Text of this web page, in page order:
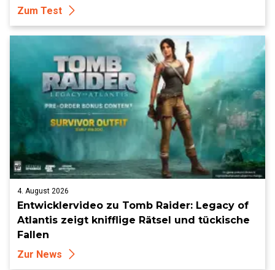
Zum Test
4. August 2026
Entwicklervideo zu Tomb Raider: Legacy of
Atlantis zeigt knifflige Rätsel und tückische
Fallen
Zur News